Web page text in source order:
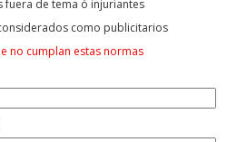
de tema ó injuriantes
como publicitarios
no cumplan estas normas